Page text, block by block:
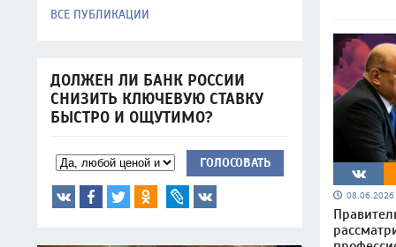
ВСЕ ПУБЛИКАЦИИ
ДОЛЖЕН ЛИ БАНК РОССИИ
СНИЗИТЬ КЛЮЧЕВУЮ СТАВКУ
БЫСТРО И ОЩУТИМО?
ГОЛОСОВАТЬ